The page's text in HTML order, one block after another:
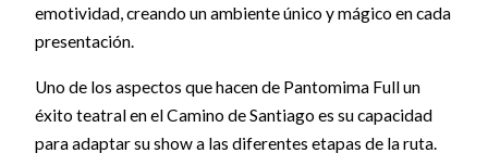
emotividad, creando un ambiente único y mágico en cada
presentación.
Uno de los aspectos que hacen de Pantomima Full un
éxito teatral en el Camino de Santiago es su capacidad
para adaptar su show a las diferentes etapas de la ruta.